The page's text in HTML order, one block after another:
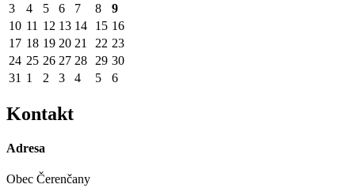
3
4 5 6 7 8
9
10 11 12 13 14 15 16
17 18 19 20 21 22 23
24 25 26 27 28 29 30
31 1 2 3 4 5 6
Kontakt
Adresa
Obec Čerenčany